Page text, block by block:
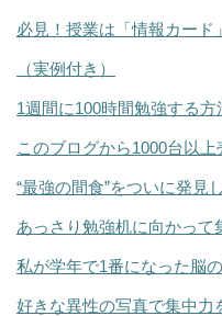
必見！授業は「情報カード
（実例付き）
1週間に100時間勉強する方
このブログから1000台以
“最強の間食”をついに発見
あっさり勉強机に向かって
私が学年で1番になった脳
好きな異性の写真で集中力